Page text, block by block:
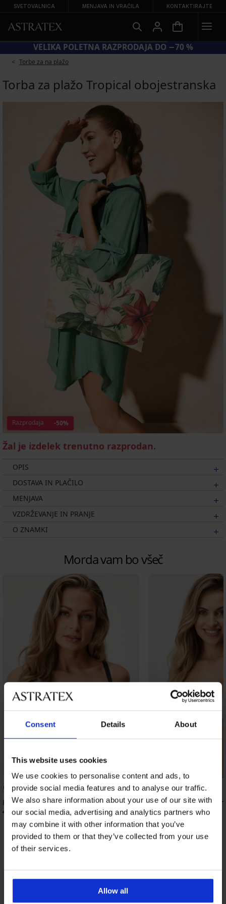
Consent Details About
This website uses cookies
We use cookies to personalise content and ads, to
provide social media features and to analyse our traffic.
We also share information about your use of our site with
our social media, advertising and analytics partners who
may combine it with other information that you’ve
provided to them or that they’ve collected from your use
of their services.
Allow all
SVETOVALNICA MENJAVA IN VRAČILA KONTAKTIRAJTE
VELIKA POLETNA RAZPRODAJA DO −70 %
Torbe za na plažo
Torba za plažo Tropical obojestranska
Razprodaja -50%
Žal je izdelek trenutno razprodan.
OPIS
DOSTAVA IN PLAČILO
MENJAVA
VZDRŽEVANJE IN PRANJE
O ZNAMKI
Morda vam bo všeč
Podložen gladilen modrček Violeta
40,99 €
Bestseller
Podložen modrček
20,99 €
Odkrijte podobne kose
NEW